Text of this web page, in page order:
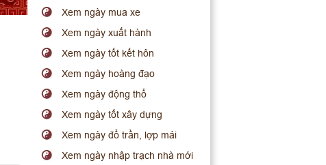
Xem ngày mua xe
Xem ngày xuất hành
Xem ngày tốt kết hôn
Xem ngày hoàng đạo
Xem ngày động thổ
Xem ngày tốt xây dựng
Xem ngày đổ trần, lợp mái
Xem ngày nhập trạch nhà mới